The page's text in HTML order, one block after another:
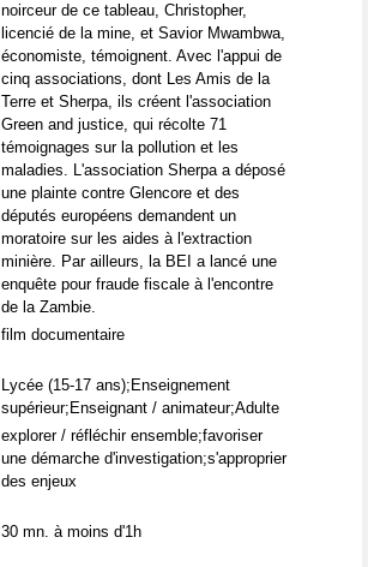
noirceur de ce tableau, Christopher,
licencié de la mine, et Savior Mwambwa,
économiste, témoignent. Avec l'appui de
cinq associations, dont Les Amis de la
Terre et Sherpa, ils créent l'association
Green and justice, qui récolte 71
témoignages sur la pollution et les
maladies. L'association Sherpa a déposé
une plainte contre Glencore et des
députés européens demandent un
moratoire sur les aides à l'extraction
minière. Par ailleurs, la BEI a lancé une
enquête pour fraude fiscale à l'encontre
de la Zambie.
film documentaire
Lycée (15-17 ans);Enseignement
supérieur;Enseignant / animateur;Adulte
explorer / réfléchir ensemble;favoriser
une démarche d'investigation;s'approprier
des enjeux
30 mn. à moins d'1h